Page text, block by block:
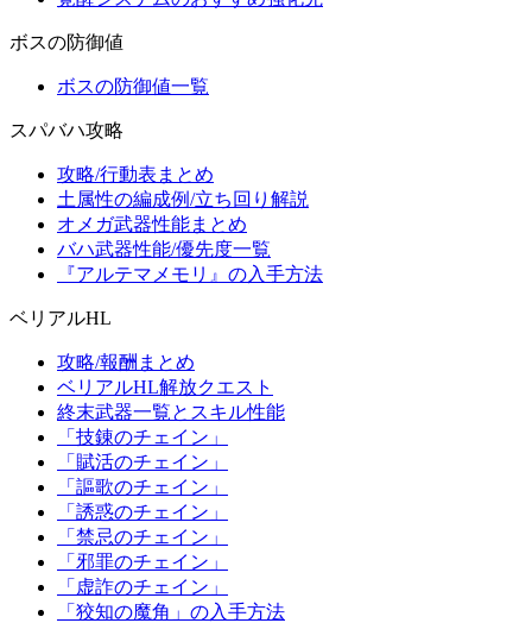
ボスの防御値
ボスの防御値一覧
スパバハ攻略
攻略/行動表まとめ
土属性の編成例/立ち回り解説
オメガ武器性能まとめ
バハ武器性能/優先度一覧
『アルテマメモリ』の入手方法
ベリアルHL
攻略/報酬まとめ
ベリアルHL解放クエスト
終末武器一覧とスキル性能
「技錬のチェイン」
「賦活のチェイン」
「謳歌のチェイン」
「誘惑のチェイン」
「禁忌のチェイン」
「邪罪のチェイン」
「虚詐のチェイン」
「狡知の魔角」の入手方法